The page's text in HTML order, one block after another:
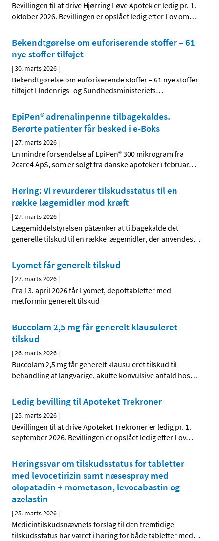
Bevillingen til at drive Hjørring Løve Apotek er ledig pr. 1.
oktober 2026. Bevillingen er opslået ledig efter Lov om…
Bekendtgørelse om euforiserende stoffer – 61
nye stoffer tilføjet
|30. marts 2026 |
Bekendtgørelse om euforiserende stoffer – 61 nye stoffer
tilføjet I Indenrigs- og Sundhedsministeriets…
EpiPen® adrenalinpenne tilbagekaldes.
Berørte patienter får besked i e-Boks
|27. marts 2026 |
En mindre forsendelse af EpiPen® 300 mikrogram fra
2care4 ApS, som er solgt fra danske apoteker i februar…
Høring: Vi revurderer tilskudsstatus til en
række lægemidler mod kræft
|27. marts 2026 |
Lægemiddelstyrelsen påtænker at tilbagekalde det
generelle tilskud til en række lægemidler, der anvendes…
Lyomet får generelt tilskud
|27. marts 2026 |
Fra 13. april 2026 får Lyomet, depottabletter med
metformin generelt tilskud
Buccolam 2,5 mg får generelt klausuleret
tilskud
|26. marts 2026 |
Buccolam 2,5 mg får generelt klausuleret tilskud til
behandling af langvarige, akutte konvulsive anfald hos…
Ledig bevilling til Apoteket Trekroner
|25. marts 2026 |
Bevillingen til at drive Apoteket Trekroner er ledig pr. 1.
september 2026. Bevillingen er opslået ledig efter Lov…
Høringssvar om tilskudsstatus for tabletter
med levocetirizin samt næsespray med
olopatadin + mometason, levocabastin og
azelastin
|25. marts 2026 |
Medicintilskudsnævnets forslag til den fremtidige
tilskudsstatus har været i høring for både tabletter med…